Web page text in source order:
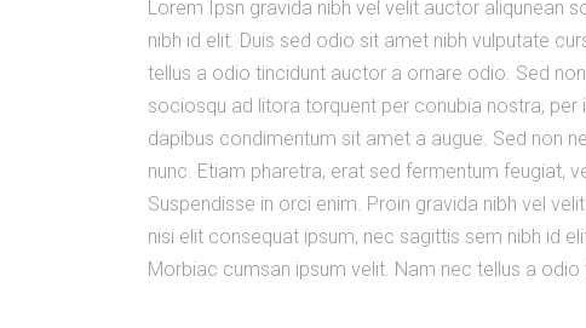
Lorem Ipsn gravida nibh vel velit auctor aliqunean
nibh id elit. Duis sed odio sit amet nibh vulputate
tellus a odio tincidunt auctor a ornare odio. Sed
sociosqu ad litora torquent per conubia nostra,
dapibus condimentum sit amet a augue. Sed non
nunc. Etiam pharetra, erat sed fermentum feugiat,
Suspendisse in orci enim. Proin gravida nibh vel
nisi elit consequat ipsum, nec sagittis sem nibh id
Morbiac cumsan ipsum velit. Nam nec tellus a